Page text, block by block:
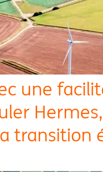
une
transition